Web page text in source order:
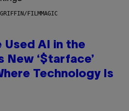
FILMMAGIC
Used AI in the
New ‘$tarface’
Technology Is